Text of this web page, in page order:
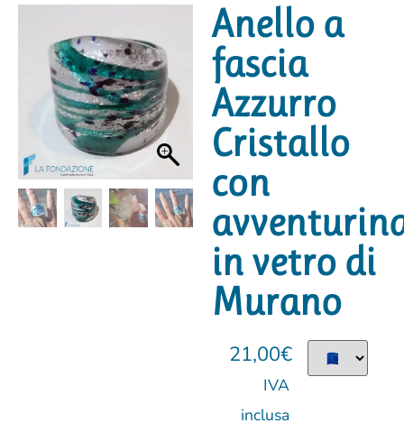
Anello a
fascia
Azzurro
Cristallo
con
in vetro di
Murano
21,00€
IVA
inclusa